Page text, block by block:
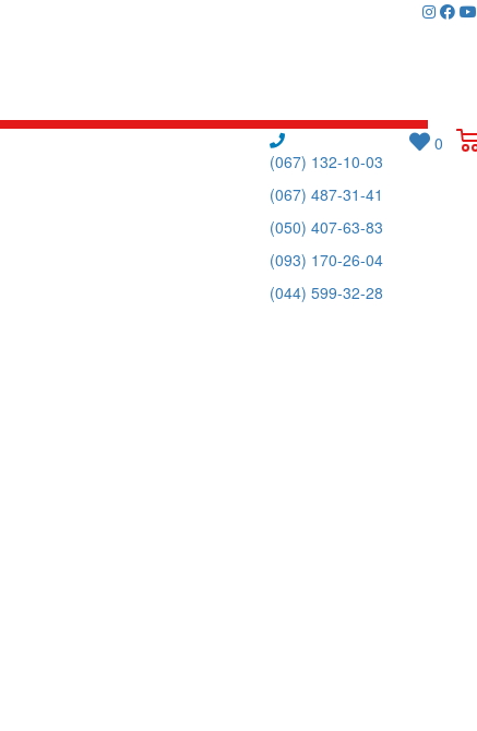
0
(067) 132-10-03
(067) 487-31-41
(050) 407-63-83
(093) 170-26-04
(044) 599-32-28